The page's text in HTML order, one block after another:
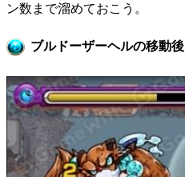
ン数まで溜めておこう。
ブルドーザーヘルの移動後